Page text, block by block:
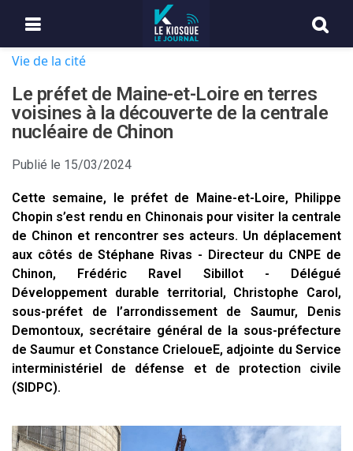
Vie de la cité
Le préfet de Maine-et-Loire en terres
voisines à la découverte de la centrale
nucléaire de Chinon
Publié le 15/03/2024
Cette semaine, le préfet de Maine-et-Loire, Philippe
Chopin s’est rendu en Chinonais pour visiter la centrale
de Chinon et rencontrer ses acteurs. Un déplacement
aux côtés de Stéphane Rivas - Directeur du CNPE de
Chinon, Frédéric Ravel Sibillot - Délégué
Développement durable territorial, Christophe Carol,
sous-préfet de l’arrondissement de Saumur, Denis
Demontoux, secrétaire général de la sous-préfecture
de Saumur et Constance CrieloueE, adjointe du Service
interministériel de défense et de protection civile
(SIDPC).